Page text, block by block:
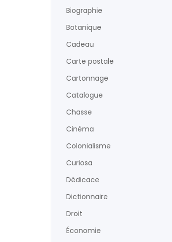
Biographie
Botanique
Cadeau
Carte postale
Cartonnage
Catalogue
Chasse
Cinéma
Colonialisme
Curiosa
Dédicace
Dictionnaire
Droit
Économie